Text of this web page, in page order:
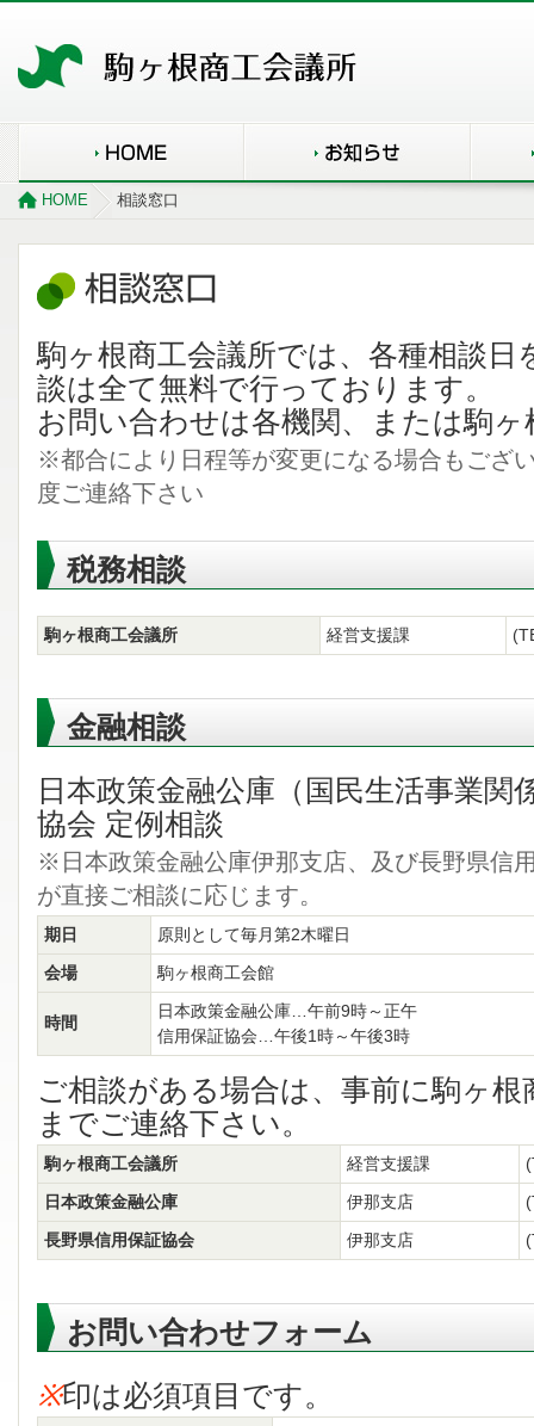
HOME 相談窓口
駒ヶ根商工会議所では、各種相談
談は全て無料で行っております。
お問い合わせは各機関、または駒
※都合により日程等が変更になる場合もござ
度ご連絡下さい
税務相談
駒ヶ根商工会議所 経営支援課
金融相談
日本政策金融公庫（国民生活事業関
協会 定例相談
※日本政策金融公庫伊那支店、及び長野県信
が直接ご相談に応じます。
期日 原則として毎月第2木曜日
会場 駒ヶ根商工会館
時間
日本政策金融公庫…午前9時～正午
信用保証協会…午後1時～午後3時
ご相談がある場合は、事前に駒ヶ根
までご連絡下さい。
駒ヶ根商工会議所 経営支援課
日本政策金融公庫 伊那支店
長野県信用保証協会 伊那支店
お問い合わせフォーム
※印は必須項目です。